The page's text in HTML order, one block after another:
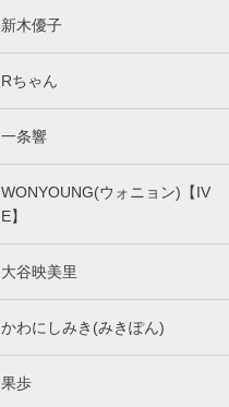
新木優子
Rちゃん
一条響
WONYOUNG(ウォニョン)【IV
E】
大谷映美里
かわにしみき(みきぽん)
果歩